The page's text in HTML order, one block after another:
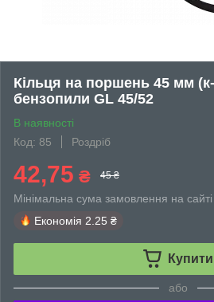
Кільця на поршень 45 мм
бензопили GL 45/52
В наявності
Код: 85
Роздріб
42,75 ₴ 45 ₴
Мінімальна сума замовлення на
Економія 2.25 ₴
Купити
або